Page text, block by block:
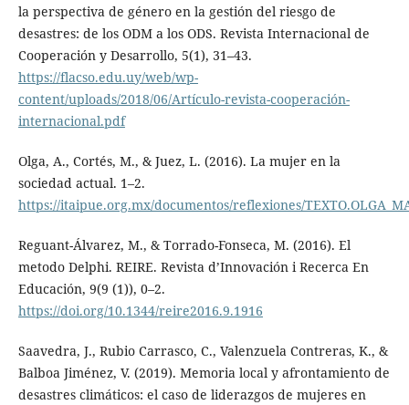
la perspectiva de género en la gestión del riesgo de
desastres: de los ODM a los ODS. Revista Internacional de
Cooperación y Desarrollo, 5(1), 31–43.
https://flacso.edu.uy/web/wp-
content/uploads/2018/06/Artículo-revista-cooperación-
internacional.pdf
Olga, A., Cortés, M., & Juez, L. (2016). La mujer en la
sociedad actual. 1–2.
https://itaipue.org.mx/documentos/reflexiones/
Reguant-Álvarez, M., & Torrado-Fonseca, M. (2016). El
metodo Delphi. REIRE. Revista d’Innovación i Recerca En
Educación, 9(9 (1)), 0–2.
https://doi.org/10.1344/reire2016.9.1916
Saavedra, J., Rubio Carrasco, C., Valenzuela Contreras, K., &
Balboa Jiménez, V. (2019). Memoria local y afrontamiento de
desastres climáticos: el caso de liderazgos de mujeres en